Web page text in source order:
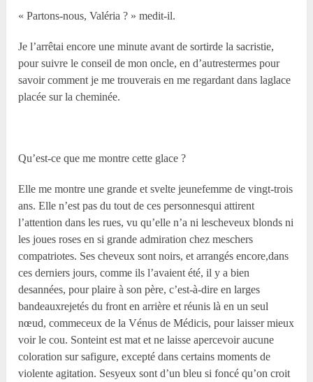
« Partons-nous, Valéria ? » medit-il.
Je l’arrêtai encore une minute avant de sortirde la sacristie,
pour suivre le conseil de mon oncle, en d’autrestermes pour
savoir comment je me trouverais en me regardant dans laglace
placée sur la cheminée.
Qu’est-ce que me montre cette glace ?
Elle me montre une grande et svelte jeunefemme de vingt-trois
ans. Elle n’est pas du tout de ces personnesqui attirent
l’attention dans les rues, vu qu’elle n’a ni lescheveux blonds ni
les joues roses en si grande admiration chez meschers
compatriotes. Ses cheveux sont noirs, et arrangés encore,dans
ces derniers jours, comme ils l’avaient été, il y a bien
desannées, pour plaire à son père, c’est-à-dire en larges
bandeauxrejetés du front en arrière et réunis là en un seul
nœud, commeceux de la Vénus de Médicis, pour laisser mieux
voir le cou. Sonteint est mat et ne laisse apercevoir aucune
coloration sur safigure, excepté dans certains moments de
violente agitation. Sesyeux sont d’un bleu si foncé qu’on croit